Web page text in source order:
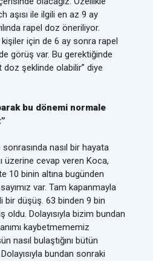
aşısı ile ilgili en az 9 ay
rapel doz öneriliyor.
kişiler için de 6 ay sonra rapel
görüş var. Bu gerektiğinde
şeklinde olabilir” diye
bu dönemi normale
nasıl bir hayata
üzerine cevap veren Koca,
10 binin altına bugünden
var. Tam kapanmayla
bir düşüş. 63 binden 9 bin
oldu. Dolayısıyla bizim bundan
kaybetmememiz
nasıl bulaştığını bütün
bundan sonraki